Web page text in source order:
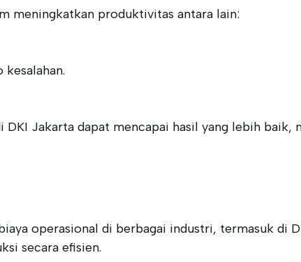
meningkatkan produktivitas antara lain:
DKI Jakarta dapat mencapai hasil yang lebih
operasional di berbagai industri, termasuk di
secara efisien.